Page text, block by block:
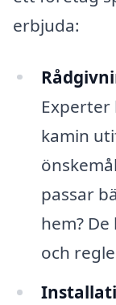
erbjuda:
kamin
passar
hem?
och